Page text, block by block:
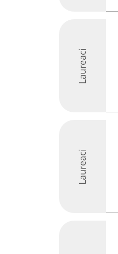
Laureaci
Laureaci